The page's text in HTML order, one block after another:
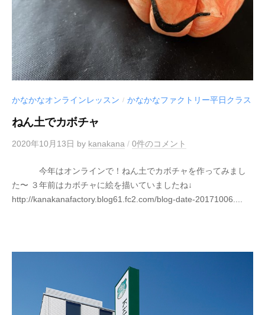
かなかなオンラインレッスン / かなかなファクトリー平日クラス
ねん土でカボチャ
2020年10月13日 by kanakana / 0件のコメント
今年はオンラインで！ねん土でカボチャを作ってみまし
た〜 ３年前はカボチャに絵を描いていましたね↓
http://kanakanafactory.blog61.fc2.com/blog-date-20171006....